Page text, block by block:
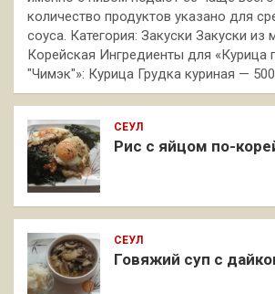
количество продуктов указано для
соуса. Категория: Закуски Закуски из
Корейская Ингредиенты для «Курица
"Чимэк"»: Курица Грудка куриная —
СЕУЛ
Рис с яйцом по-
СЕУЛ
Говяжий суп с